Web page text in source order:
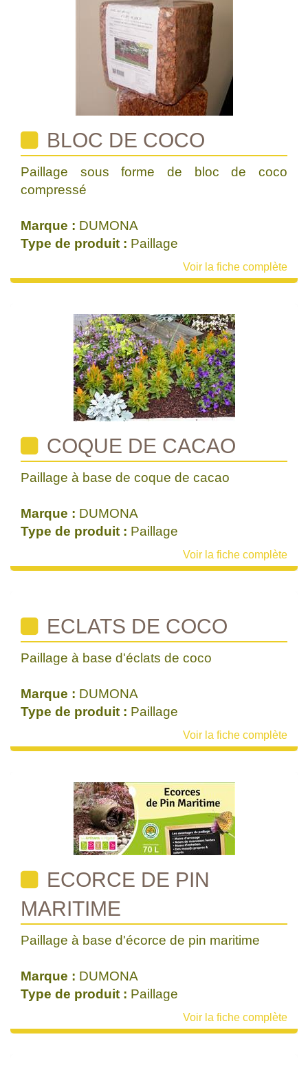
BLOC DE COCO
Paillage sous forme de bloc de coco
compressé
Marque : DUMONA
Type de produit : Paillage
Voir la fiche complète
COQUE DE CACAO
Paillage à base de coque de cacao
Marque : DUMONA
Type de produit : Paillage
Voir la fiche complète
ECLATS DE COCO
Paillage à base d'éclats de coco
Marque : DUMONA
Type de produit : Paillage
Voir la fiche complète
ECORCE DE PIN
MARITIME
Paillage à base d'écorce de pin maritime
Marque : DUMONA
Type de produit : Paillage
Voir la fiche complète